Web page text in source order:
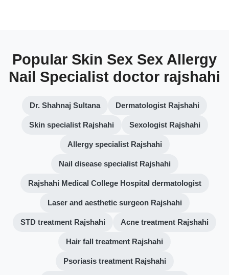
Popular Skin Sex Sex Allergy
Nail Specialist doctor rajshahi
Dr. Shahnaj Sultana Dermatologist Rajshahi
Skin specialist Rajshahi Sexologist Rajshahi
Allergy specialist Rajshahi
Nail disease specialist Rajshahi
Rajshahi Medical College Hospital dermatologist
Laser and aesthetic surgeon Rajshahi
STD treatment Rajshahi Acne treatment Rajshahi
Hair fall treatment Rajshahi
Psoriasis treatment Rajshahi